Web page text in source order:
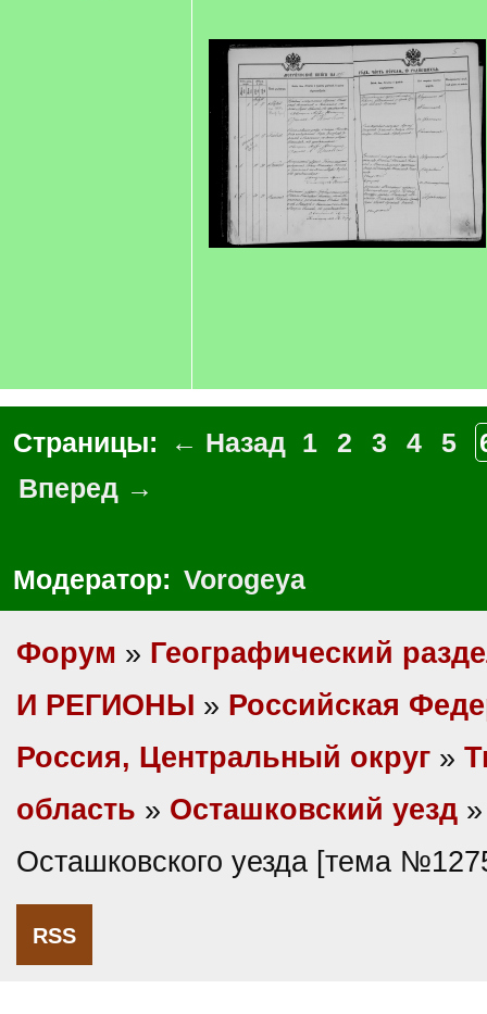
Страницы: ← Назад 1 2 3 4 5
Вперед →
Модератор: Vorogeya
Форум » Географический
И РЕГИОНЫ » Российская
Россия, Центральный округ »
область » Осташковский уезд
Осташковского уезда [тема
RSS